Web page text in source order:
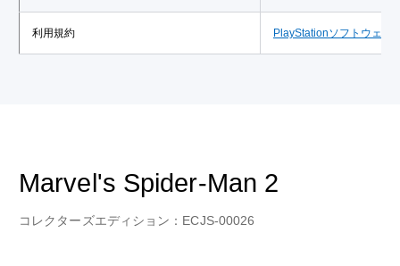
利用規約 PlayStationソフトウェア
Marvel's Spider-Man 2
コレクターズエディション：ECJS-00026